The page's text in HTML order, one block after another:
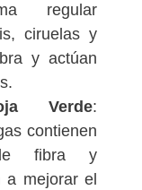
regular
ciruelas y
y actúan
Verde:
contienen
fibra y
a mejorar el